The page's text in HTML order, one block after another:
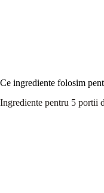
Ce ingrediente folosim
Ingrediente pentru 5 portii